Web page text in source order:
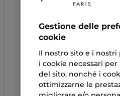
Gestione delle
cookie
Il nostro sito e i
i cookie necessari
del sito, nonché i
ottimizzarne le